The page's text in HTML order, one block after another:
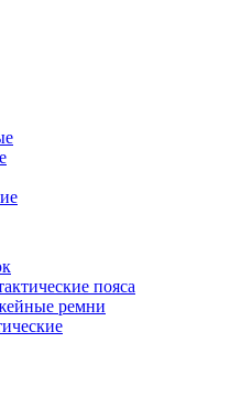
пояса
ремни